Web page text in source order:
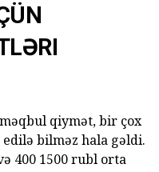
qiymət, bir çox
bilməz hala gəldi.
400 1500 rubl orta